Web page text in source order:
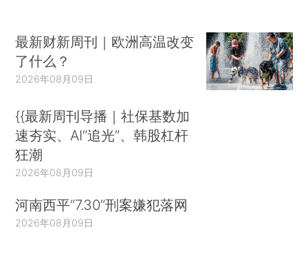
最新财新周刊｜欧洲高温改变
了什么？
2026年08月09日
{{最新周刊导播｜社保基数加
速夯实、AI“追光”、韩股杠杆
狂潮
2026年08月09日
河南西平“7.30”刑案嫌犯落网
2026年08月09日